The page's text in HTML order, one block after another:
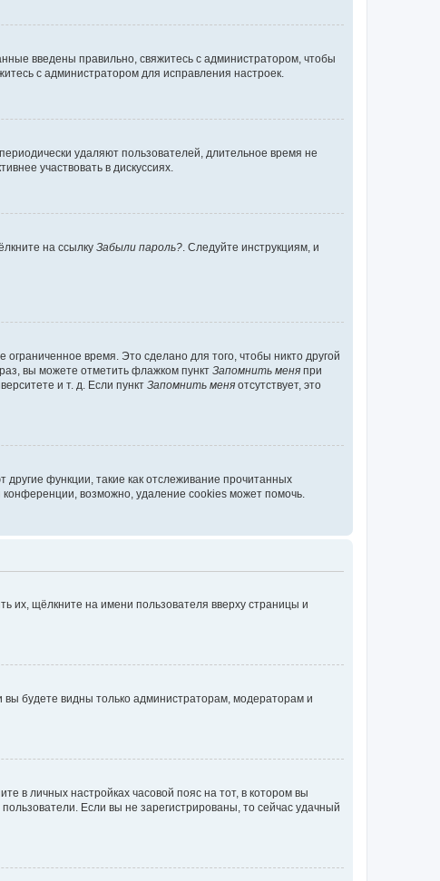
введены правильно, свяжитесь с администратором, чтобы
с администратором для исправления настроек.
удаляют пользователей, длительное время не
участвовать в дискуссиях.
на ссылку Забыли пароль? . Следуйте инструкциям, и
время. Это сделано для того, чтобы никто другой
вы можете отметить флажком пункт Запомнить меня при
и т. д. Если пункт Запомнить меня отсутствует, это
функции, такие как отслеживание прочитанных
возможно, удаление cookies может помочь.
их, щёлкните на имени пользователя вверху страницы и
и вы будете видны только администраторам, модераторам и
в личных настройках часовой пояс на тот, в котором вы
Если вы не зарегистрированы, то сейчас удачный